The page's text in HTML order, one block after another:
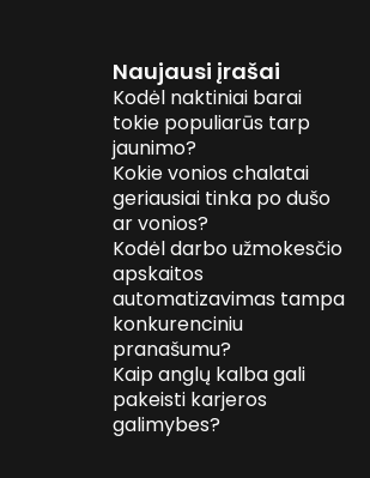
Naujausi įrašai
Kodėl naktiniai barai
tokie populiarūs tarp
jaunimo?
Kokie vonios chalatai
geriausiai tinka po dušo
ar vonios?
Kodėl darbo užmokesčio
apskaitos
automatizavimas tampa
konkurenciniu
pranašumu?
Kaip anglų kalba gali
pakeisti karjeros
galimybes?